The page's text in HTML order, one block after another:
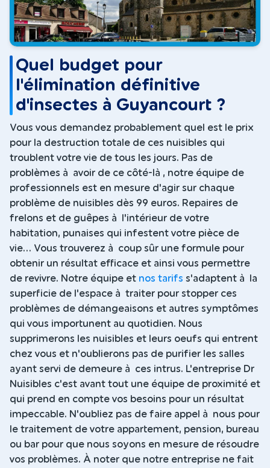
Quel budget pour
l'élimination définitive
d'insectes à Guyancourt ?
Vous vous demandez probablement quel est le prix
pour la destruction totale de ces nuisibles qui
troublent votre vie de tous les jours. Pas de
problèmes à avoir de ce côté-là , notre équipe de
professionnels est en mesure d'agir sur chaque
problème de nuisibles dès 99 euros. Repaires de
frelons et de guêpes à l'intérieur de votre
habitation, punaises qui infestent votre pièce de
vie... Vous trouverez à coup sûr une formule pour
obtenir un résultat efficace et ainsi vous permettre
de revivre. Notre équipe et nos tarifs s'adaptent à la
superficie de l'espace à traiter pour stopper ces
problèmes de démangeaisons et autres symptômes
qui vous importunent au quotidien. Nous
supprimerons les nuisibles et leurs oeufs qui entrent
chez vous et n'oublierons pas de purifier les salles
ayant servi de demeure à ces intrus. L'entreprise Dr
Nuisibles c'est avant tout une équipe de proximité et
qui prend en compte vos besoins pour un résultat
impeccable. N'oubliez pas de faire appel à nous pour
le traitement de votre appartement, pension, bureau
ou bar pour que nous soyons en mesure de résoudre
vos problèmes. À noter que notre entreprise ne fait